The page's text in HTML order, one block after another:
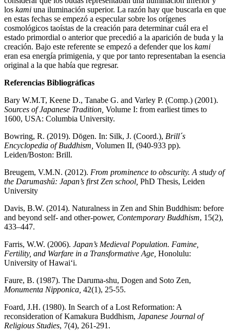
los kami una iluminación superior. La razón hay que buscarla en que
en estas fechas se empezó a especular sobre los orígenes
cosmológicos taoístas de la creación para determinar cuál era el
estado primordial o anterior que precedió a la aparición de buda y la
creación. Bajo este referente se empezó a defender que los kami
eran esa energía primigenia, y que por tanto representaban la esencia
original a la que había que regresar.
Referencias Bibliográficas
Bary W.M.T, Keene D., Tanabe G. and Varley P. (Comp.) (2001).
Sources of Japanese Tradition, Volume I: from earliest times to
1600, USA: Columbia University.
Bowring, R. (2019). Dōgen. In: Silk, J. (Coord.), Brill´s
Encyclopedia of Buddhism, Volumen II, (940-933 pp).
Leiden/Boston: Brill.
Breugem, V.M.N. (2012). From prominence to obscurity. A study of
the Darumashū: Japan’s first Zen school, PhD Thesis, Leiden
University
Davis, B.W. (2014). Naturalness in Zen and Shin Buddhism: before
and beyond self- and other-power, Contemporary Buddhism, 15(2),
433–447.
Farris, W.W. (2006). Japan’s Medieval Population. Famine,
Fertility, and Warfare in a Transformative Age, Honolulu:
University of Hawai‘i.
Faure, B. (1987). The Daruma-shu, Dogen and Soto Zen,
Monumenta Nipponica, 42(1), 25-55.
Foard, J.H. (1980). In Search of a Lost Reformation: A
reconsideration of Kamakura Buddhism, Japanese Journal of
Religious Studies, 7(4), 261-291.